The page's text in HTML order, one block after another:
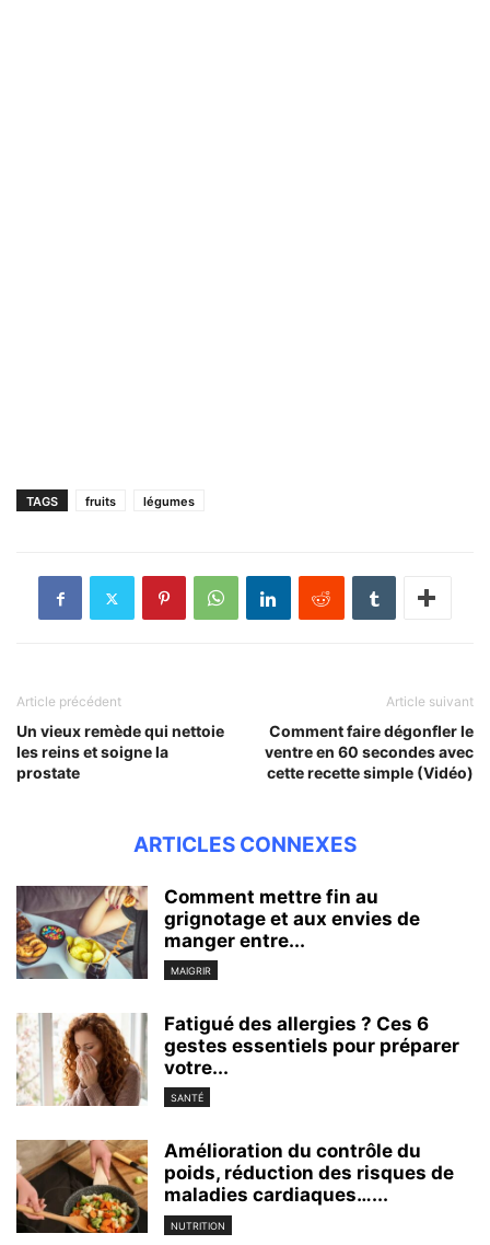
TAGS fruits légumes
Article précédent
Un vieux remède qui nettoie
les reins et soigne la
prostate
Article suivant
Comment faire dégonfler le
ventre en 60 secondes avec
cette recette simple (Vidéo)
ARTICLES CONNEXES
Comment mettre fin au
grignotage et aux envies de
manger entre...
MAIGRIR
Fatigué des allergies ? Ces 6
gestes essentiels pour préparer
votre...
SANTÉ
Amélioration du contrôle du
poids, réduction des risques de
maladies cardiaques…...
NUTRITION